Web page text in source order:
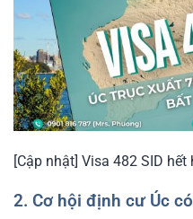
[Cập nhật] Visa 482 SID
2. Cơ hội định cư Úc